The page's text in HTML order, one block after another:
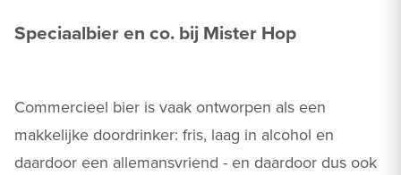
Speciaalbier en co. bij Mister Hop
Commercieel bier is vaak ontworpen als een
makkelijke doordrinker: fris, laag in alcohol en
daardoor een allemansvriend - en daardoor dus ook